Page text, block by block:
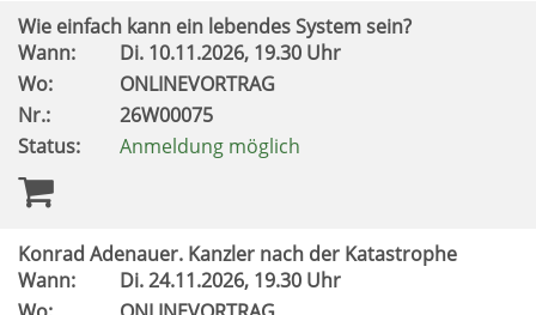
Wie einfach kann ein lebendes System sein?
Wann:
Di. 10.11.2026, 19.30 Uhr
Wo:
ONLINEVORTRAG
Nr.:
26W00075
Status:
Anmeldung möglich
Konrad Adenauer. Kanzler nach der Katastrophe
Wann:
Di.24.11.2026, 19.30 Uhr